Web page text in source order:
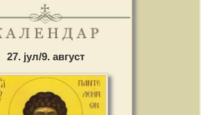
27. јул/9. август